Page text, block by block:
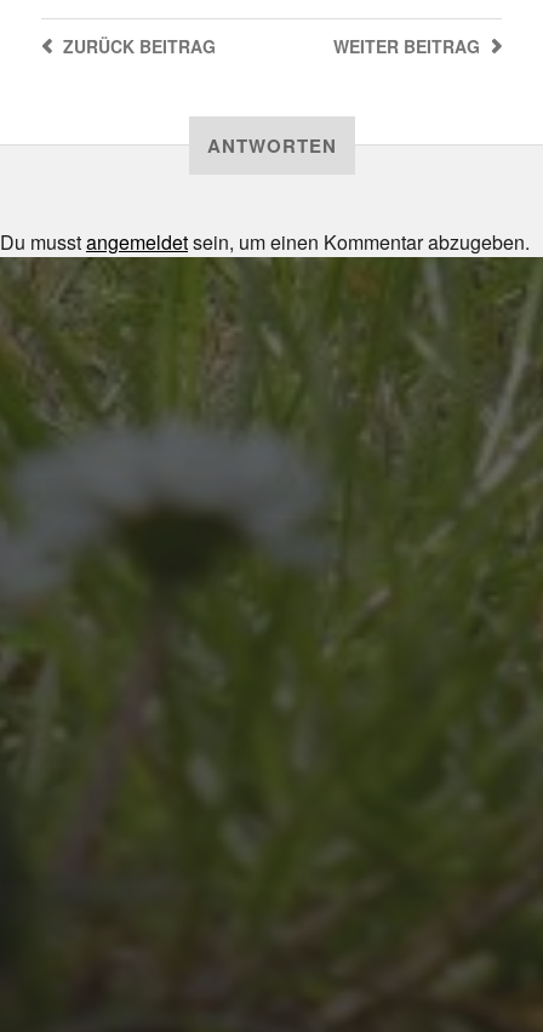
WEITER BEITRAG
ZURÜCKBEITRAG
ANTWORTEN
Du musstangemeldetsein, um einen Kommentar abzugeben.